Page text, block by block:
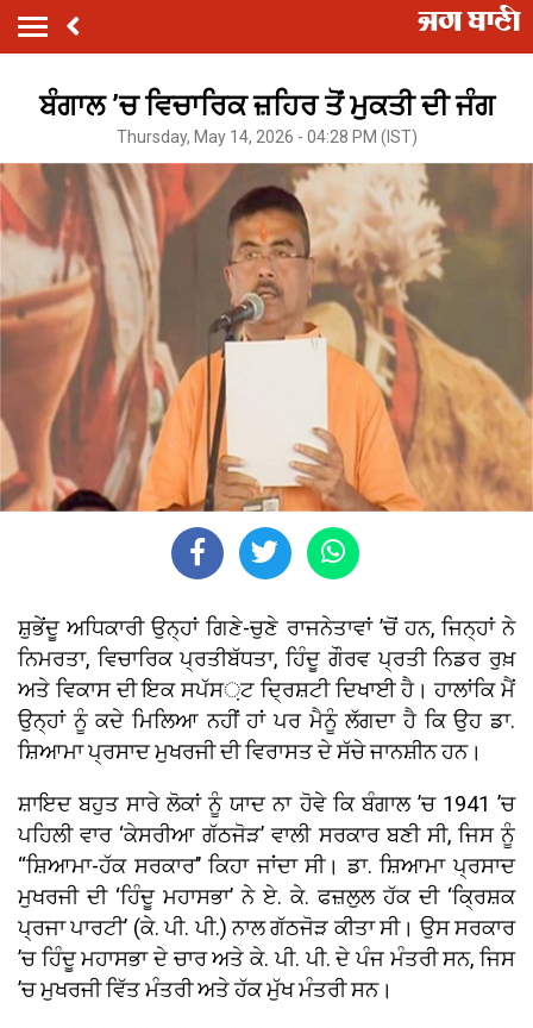
ਬੰਗਾਲ ’ਚ ਵਿਚਾਰਿਕ ਜ਼ਹਿਰ ਤੋਂ ਮੁਕਤੀ ਦੀ ਜੰਗ
Thursday, May 14, 2026 - 04:28 PM (IST)
ਸ਼ੁਭੇਂਦੂ ਅਧਿਕਾਰੀ ਉਨ੍ਹਾਂ ਗਿਣੇ-ਚੁਣੇ ਰਾਜਨੇਤਾਵਾਂ ’ਚੋਂ ਹਨ, ਜਿਨ੍ਹਾਂ ਨੇ
ਨਿਮਰਤਾ, ਵਿਚਾਰਿਕ ਪ੍ਰਤੀਬੱਧਤਾ, ਹਿੰਦੂ ਗੌਰਵ ਪ੍ਰਤੀ ਨਿਡਰ ਰੁਖ਼
ਅਤੇ ਵਿਕਾਸ ਦੀ ਇਕ ਸਪੱਸ਼ਟ ਦ੍ਰਿਸ਼ਟੀ ਦਿਖਾਈ ਹੈ। ਹਾਲਾਂਕਿ ਮੈਂ
ਉਨ੍ਹਾਂ ਨੂੰ ਕਦੇ ਮਿਲਿਆ ਨਹੀਂ ਹਾਂ ਪਰ ਮੈਨੂੰ ਲੱਗਦਾ ਹੈ ਕਿ ਉਹ ਡਾ.
ਸ਼ਿਆਮਾ ਪ੍ਰਸਾਦ ਮੁਖਰਜੀ ਦੀ ਵਿਰਾਸਤ ਦੇ ਸੱਚੇ ਜਾਨਸ਼ੀਨ ਹਨ।
ਸ਼ਾਇਦ ਬਹੁਤ ਸਾਰੇ ਲੋਕਾਂ ਨੂੰ ਯਾਦ ਨਾ ਹੋਵੇ ਕਿ ਬੰਗਾਲ ’ਚ 1941 ’ਚ
ਪਹਿਲੀ ਵਾਰ ‘ਕੇਸਰੀਆ ਗੱਠਜੋੜ’ ਵਾਲੀ ਸਰਕਾਰ ਬਣੀ ਸੀ, ਜਿਸ ਨੂੰ
‘‘ਸ਼ਿਆਮਾ-ਹੱਕ ਸਰਕਾਰ’’ ਕਿਹਾ ਜਾਂਦਾ ਸੀ। ਡਾ. ਸ਼ਿਆਮਾ ਪ੍ਰਸਾਦ
ਮੁਖਰਜੀ ਦੀ ‘ਹਿੰਦੂ ਮਹਾਸਭਾ’ ਨੇ ਏ. ਕੇ. ਫਜ਼ਲੁਲ ਹੱਕ ਦੀ ‘ਕ੍ਰਿਸ਼ਕ
ਪ੍ਰਜਾ ਪਾਰਟੀ’ (ਕੇ. ਪੀ. ਪੀ.) ਨਾਲ ਗੱਠਜੋੜ ਕੀਤਾ ਸੀ। ਉਸ ਸਰਕਾਰ
’ਚ ਹਿੰਦੂ ਮਹਾਸਭਾ ਦੇ ਚਾਰ ਅਤੇ ਕੇ. ਪੀ. ਪੀ. ਦੇ ਪੰਜ ਮੰਤਰੀ ਸਨ, ਜਿਸ
’ਚ ਮੁਖਰਜੀ ਵਿੱਤ ਮੰਤਰੀ ਅਤੇ ਹੱਕ ਮੁੱਖ ਮੰਤਰੀ ਸਨ।